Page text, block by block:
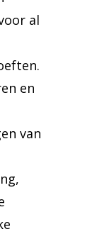
al
en
van